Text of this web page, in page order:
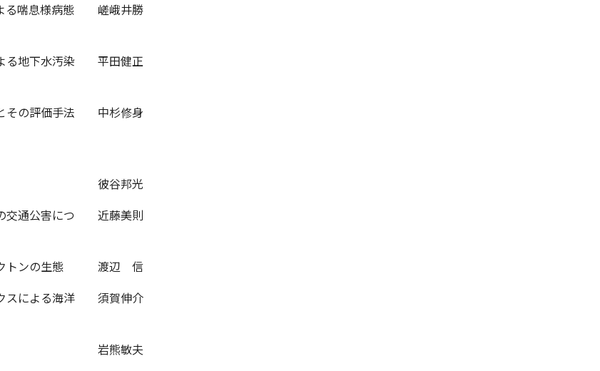
る喘息様病態
嵯峨井勝
る地下水汚染
平田健正
その評価手法 中杉修身
彼谷邦光
交通公害につ
近藤美則
トンの生態
渡辺 信
スによる海洋
須賀伸介
岩熊敏夫